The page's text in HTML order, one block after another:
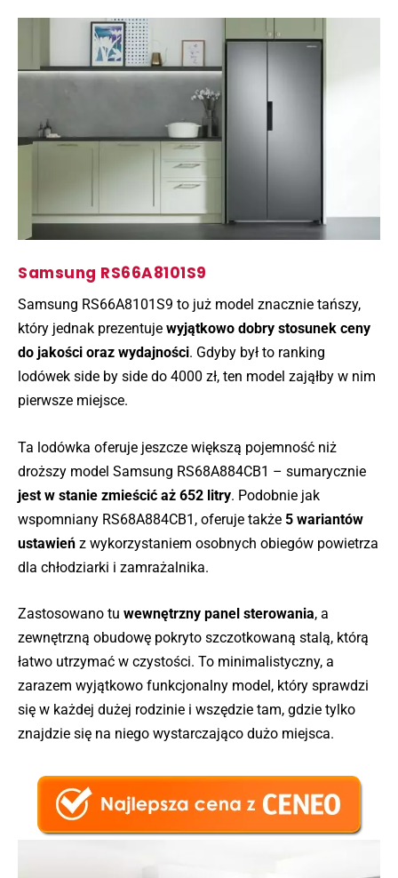
Samsung RS66A8101S9
Samsung RS66A8101S9 to już model znacznie tańszy,
który jednak prezentuje wyjątkowo dobry stosunek ceny
do jakości oraz wydajności. Gdyby był to ranking
lodówek side by side do 4000 zł, ten model zająłby w nim
pierwsze miejsce.
Ta lodówka oferuje jeszcze większą pojemność niż
droższy model Samsung RS68A884CB1 – sumarycznie
jest w stanie zmieścić aż 652 litry. Podobnie jak
wspomniany RS68A884CB1, oferuje także 5 wariantów
ustawień z wykorzystaniem osobnych obiegów powietrza
dla chłodziarki i zamrażalnika.
Zastosowano tu wewnętrzny panel sterowania, a
zewnętrzną obudowę pokryto szczotkowaną stalą, którą
łatwo utrzymać w czystości. To minimalistyczny, a
zarazem wyjątkowo funkcjonalny model, który sprawdzi
się w każdej dużej rodzinie i wszędzie tam, gdzie tylko
znajdzie się na niego wystarczająco dużo miejsca.